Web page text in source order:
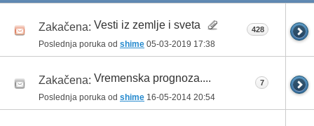
Zakačena: Vesti iz zemlje i sveta
Poslednja poruka od shime 05-03-2019 17:38
428
Zakačena: Vremenska prognoza....
Poslednja poruka od shime 16-05-2014 20:54
7